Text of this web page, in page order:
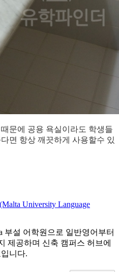
문에 공용 욕실이라도 학생들
면 항상 깨끗하게 사용할수 있
University Language
부설 어학원으로 일반영어부터
제공하며 신축 캠퍼스 허브에
니다.